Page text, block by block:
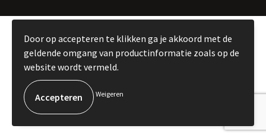
© Copyright Kemme B.V. 2023
Door op accepteren te klikken ga je akkoord met de
geldende omgang van productinformatie zoals op de
website wordt vermeld.
Weigeren